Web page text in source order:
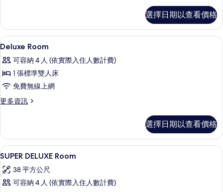
相
片
客
房
(Downstairs
的
詳
選擇日期以查看價格
顯
示
Deluxe
Room
的
所
片
5
Deluxe Room
可容納 4 人 (依實際入住人數計費)
1 張標準雙人床
免費無線上網
更多資訊
更
的
詳
情
選擇日期以查看價格
顯
示
SUPER
DELUXE
7
SUPER DELUXE Room
38 平方公尺
可容納 4 人 (依實際入住人數計費)